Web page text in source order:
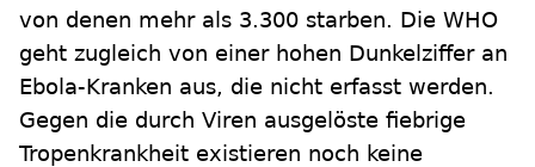
von denen mehr als 3.300 starben. Die WHO
geht zugleich von einer hohen Dunkelziffer an
Ebola-Kranken aus, die nicht erfasst werden.
Gegen die durch Viren ausgelöste fiebrige
Tropenkrankheit existieren noch keine